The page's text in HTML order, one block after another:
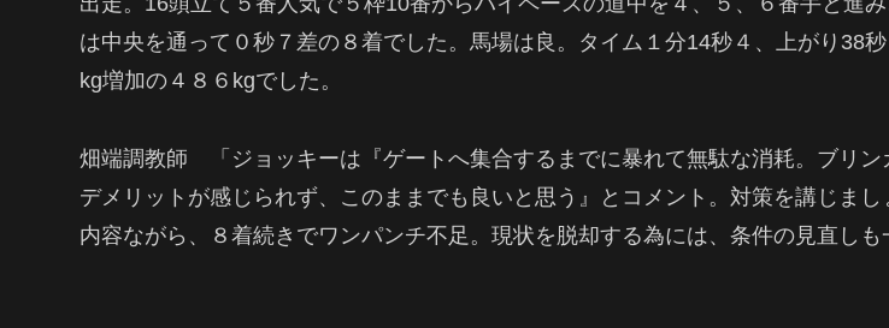
は中央を通って０秒７差の８着でした。馬場は良。タイム１分14秒４、上がり38
kg増加の４８６kgでした。
畑端調教師 「ジョッキーは『ゲートへ集合するまでに暴れて無駄な消耗。ブリン
デメリットが感じられず、このままでも良いと思う』とコメント。対策を講じまし
内容ながら、８着続きでワンパンチ不足。現状を脱却する為には、条件の見直しも